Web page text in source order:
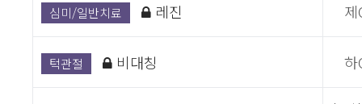
심미/일반치료 레진
턱관절 비대칭 하